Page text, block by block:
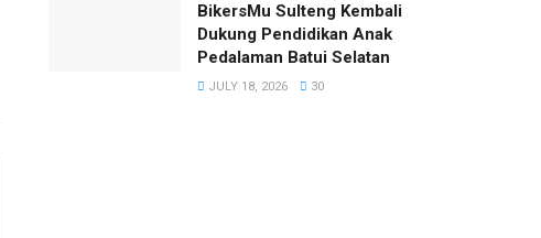
BikersMu Sulteng Kembali
Dukung Pendidikan Anak
Pedalaman Batui Selatan
JULY 18, 2026 30